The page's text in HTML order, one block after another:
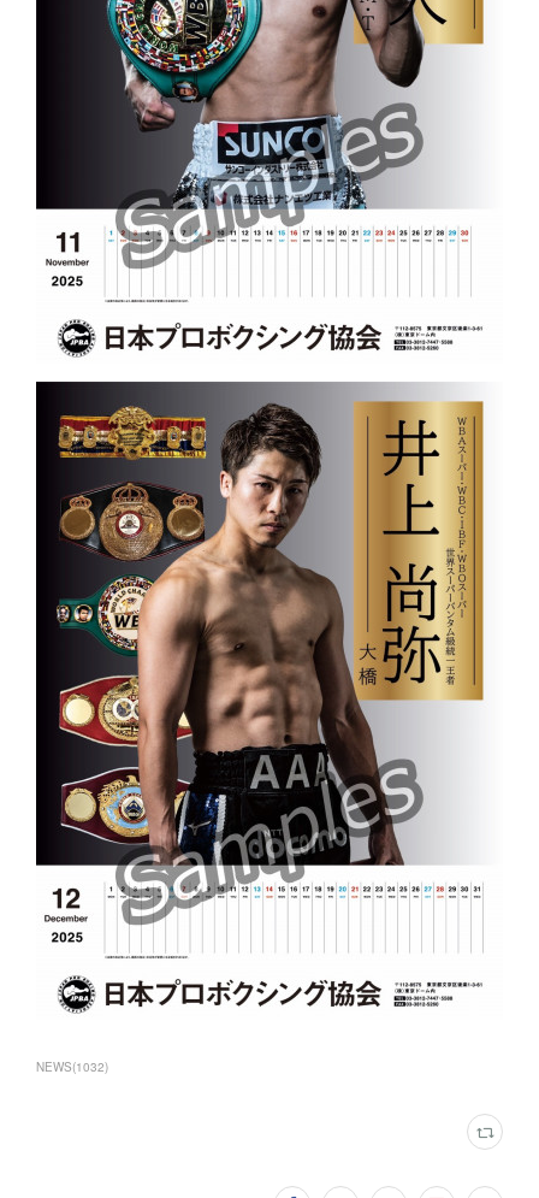
NEWS(1032)